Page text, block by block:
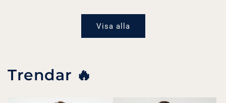
Visa alla
Trendar 🔥